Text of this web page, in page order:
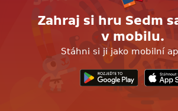
Zahraj si hru Sedm
v mobilu.
Stáhni si ji jako mobilní